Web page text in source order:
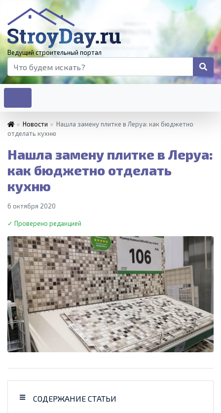
Ведущий строительный портал
» Новости » Нашла замену плитке в Леруа: как бюджетно
отделать кухню
Нашла замену плитке в Леруа:
как бюджетно отделать
кухню
6 октября 2020
✓ Проверено редакцией
СОДЕРЖАНИЕ СТАТЬИ